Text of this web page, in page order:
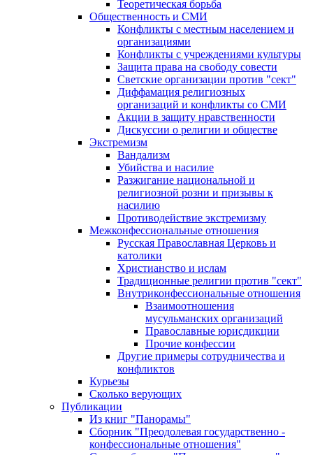
Теоретическая борьба
Общественность и СМИ
Конфликты с местным населением и
организациями
Конфликты с учреждениями культуры
Защита права на свободу совести
Светские организации против "сект"
Диффамация религиозных
организаций и конфликты со СМИ
Акции в защиту нравственности
Дискуссии о религии и обществе
Экстремизм
Вандализм
Убийства и насилие
Разжигание национальной и
религиозной розни и призывы к
насилию
Противодействие экстремизму
Межконфессиональные отношения
Русская Православная Церковь и
католики
Христианство и ислам
Традиционные религии против "сект"
Внутриконфессиональные отношения
Взаимоотношения
мусульманских организаций
Православные юрисдикции
Прочие конфессии
Другие примеры сотрудничества и
конфликтов
Курьезы
Сколько верующих
Публикации
Из книг "Панорамы"
Сборник "Преодолевая государственно -
конфессиональные отношения"